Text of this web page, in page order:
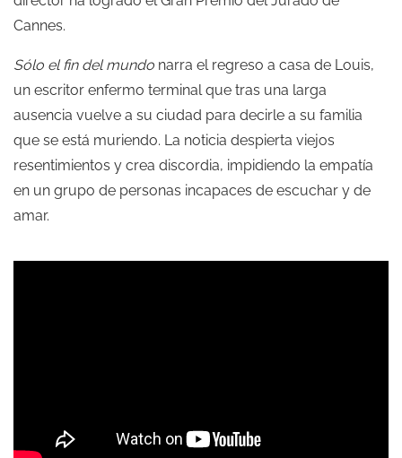
Cannes.
Sólo el fin del mundo narra el regreso a casa de Louis,
un escritor enfermo terminal que tras una larga
ausencia vuelve a su ciudad para decirle a su familia
que se está muriendo. La noticia despierta viejos
resentimientos y crea discordia, impidiendo la empatía
en un grupo de personas incapaces de escuchar y de
amar.